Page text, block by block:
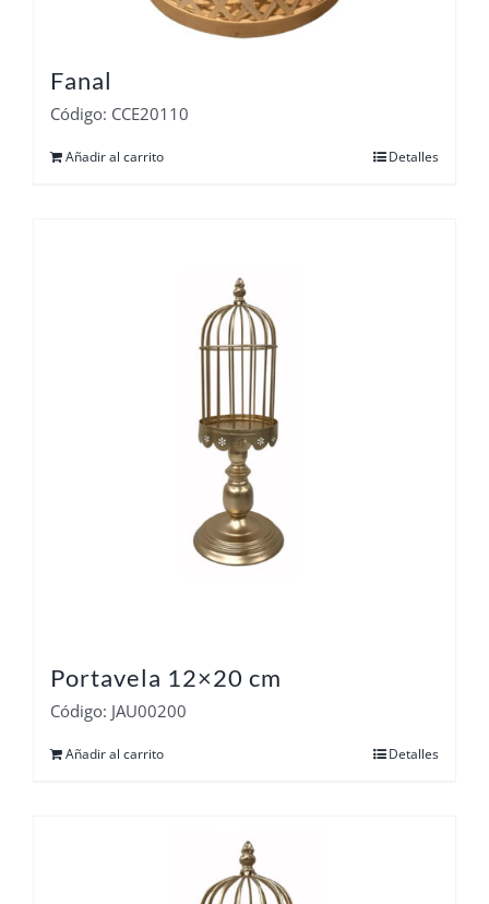
Fanal
Código: CCE20110
Añadir al carrito Detalles
Portavela 12×20 cm
Código: JAU00200
Añadir al carrito Detalles